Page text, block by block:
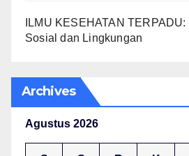
ILMU KESEHATAN
Sosial dan Lingkungan
Archives
Agustus 2026